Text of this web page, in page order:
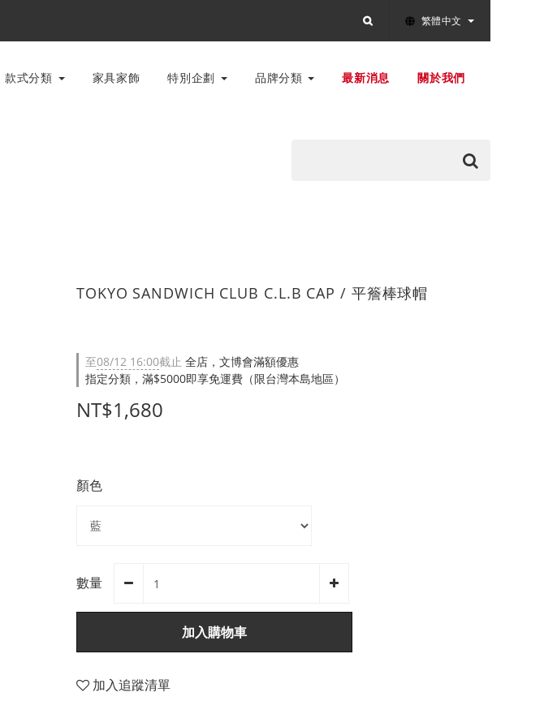
繁體中文
款式分類 家具家飾 特別企劃 品牌分類 最新消息 關於我們
TOKYO SANDWICH CLUB C.L.B CAP / 平簷棒球帽
至08/12 16:00截止 全店，文博會滿額優惠
指定分類，滿$5000即享免運費（限台灣本島地區）
NT$1,680
顏色
數量
加入購物車
加入追蹤清單